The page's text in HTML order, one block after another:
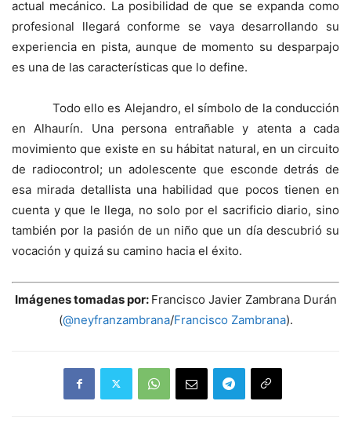
actual mecánico. La posibilidad de que se expanda como
profesional llegará conforme se vaya desarrollando su
experiencia en pista, aunque de momento su desparpajo
es una de las características que lo define.
Todo ello es Alejandro, el símbolo de la conducción
en Alhaurín. Una persona entrañable y atenta a cada
movimiento que existe en su hábitat natural, en un circuito
de radiocontrol; un adolescente que esconde detrás de
esa mirada detallista una habilidad que pocos tienen en
cuenta y que le llega, no solo por el sacrificio diario, sino
también por la pasión de un niño que un día descubrió su
vocación y quizá su camino hacia el éxito.
Imágenes tomadas por: Francisco Javier Zambrana Durán
(@neyfranzambrana/Francisco Zambrana).